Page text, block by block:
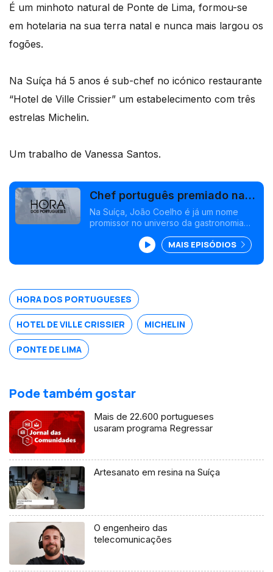
É um minhoto natural de Ponte de Lima, formou-se
em hotelaria na sua terra natal e nunca mais largou os
fogões.
Na Suíça há 5 anos é sub-chef no icónico restaurante
“Hotel de Ville Crissier” um estabelecimento com três
estrelas Michelin.
Um trabalho de Vanessa Santos.
Chef português premiado na
Suíça
Na Suíça, João Coelho é já um nome
promissor no universo da gastronomia
Ponte de Lima, formou-se em hotelaria na
sua terra natal e nunca mais largou os
fogões.
MAIS EPISÓDIOS
HORA DOS PORTUGUESES
HOTEL DE VILLE CRISSIER MICHELIN
PONTE DE LIMA
Pode também gostar
Mais de 22.600 portugueses
usaram programa Regressar
Artesanato em resina na Suíça
O engenheiro das
telecomunicações